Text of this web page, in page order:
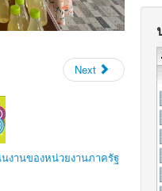
Next
งานของหน่วยงานภาครัฐ